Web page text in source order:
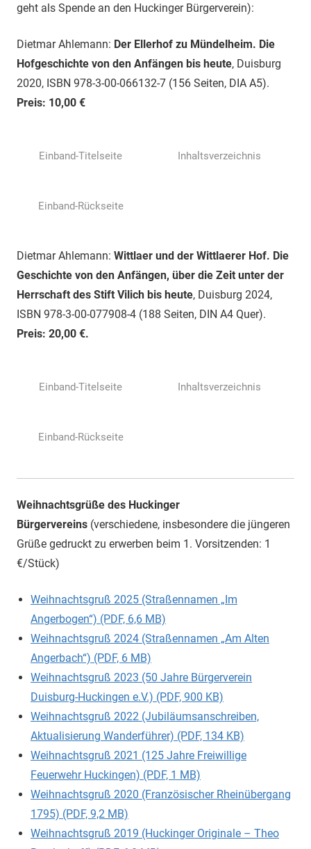
geht als Spende an den Huckinger Bürgerverein):
Dietmar Ahlemann: Der Ellerhof zu Mündelheim. Die
Hofgeschichte von den Anfängen bis heute, Duisburg
2020, ISBN 978-3-00-066132-7 (156 Seiten, DIA A5).
Preis: 10,00 €
Einband-Titelseite Inhaltsverzeichnis
Einband-Rückseite
Dietmar Ahlemann: Wittlaer und der Wittlaerer Hof. Die
Geschichte von den Anfängen, über die Zeit unter der
Herrschaft des Stift Vilich bis heute, Duisburg 2024,
ISBN 978-3-00-077908-4 (188 Seiten, DIN A4 Quer).
Preis: 20,00 €.
Einband-Titelseite Inhaltsverzeichnis
Einband-Rückseite
Weihnachtsgrüße des Huckinger
Bürgervereins (verschiedene, insbesondere die jüngeren
Grüße gedruckt zu erwerben beim 1. Vorsitzenden: 1
€/Stück)
Weihnachtsgruß 2025 (Straßennamen „Im
Angerbogen“) (PDF, 6,6 MB)
Weihnachtsgruß 2024 (Straßennamen „Am Alten
Angerbach“) (PDF, 6 MB)
Weihnachtsgruß 2023 (50 Jahre Bürgerverein
Duisburg-Huckingen e.V.) (PDF, 900 KB)
Weihnachtsgruß 2022 (Jubiläumsanschreiben,
Aktualisierung Wanderführer) (PDF, 134 KB)
Weihnachtsgruß 2021 (125 Jahre Freiwillige
Feuerwehr Huckingen) (PDF, 1 MB)
Weihnachtsgruß 2020 (Französischer Rheinübergang
1795) (PDF, 9,2 MB)
Weihnachtsgruß 2019 (Huckinger Originale – Theo